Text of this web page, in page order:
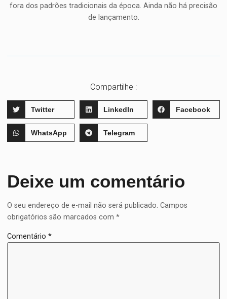
fora dos padrões tradicionais da época. Ainda não há precisão
de lançamento.
Compartilhe :
Twitter LinkedIn Facebook
WhatsApp Telegram
Deixe um comentário
O seu endereço de e-mail não será publicado. Campos
obrigatórios são marcados com*
Comentário*